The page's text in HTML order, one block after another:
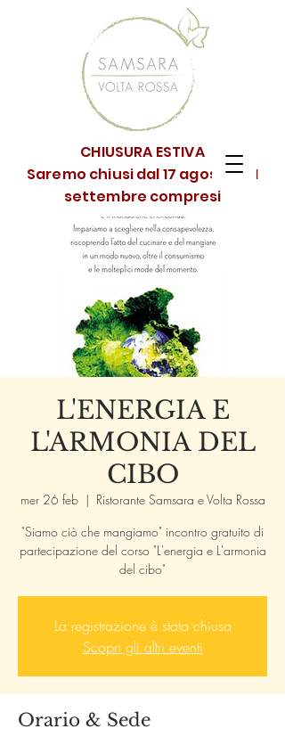
CHIUSURA ESTIVA
Saremo chiusi dal 17 agosto al 1
settembre compresi
L'ENERGIA E
L'ARMONIA DEL
CIBO
mer 26 feb
  |
Ristorante Samsara e Volta Rossa
"Siamo ciò che mangiamo" incontro gratuito di
partecipazione del corso "L'energia e L'armonia
del cibo"
La registrazione è stata chiusa
Scopri gli altri eventi
Orario & Sede